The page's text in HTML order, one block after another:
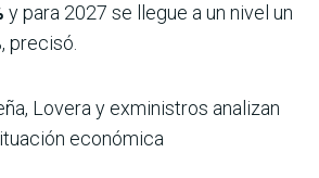
y para 2027 se llegue a un nivel un
precisó.
Lovera y exministros analizan
económica